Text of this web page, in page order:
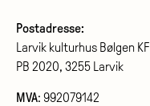
Postadresse:
Larvik kulturhus Bølgen KF
PB 2020, 3255 Larvik
MVA: 992079142